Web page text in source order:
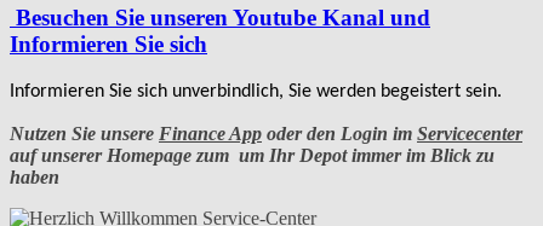
Besuchen Sie unseren Youtube Kanal und
Informieren Sie sich
Informieren Sie sich unverbindlich, Sie werden begeistert sein.
Nutzen Sie unsere Finance App oder den Login im Servicecenter
auf unserer Homepage zum um Ihr Depot immer im Blick zu
haben